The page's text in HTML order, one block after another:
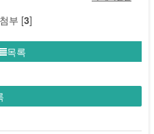
부 [3]
목록